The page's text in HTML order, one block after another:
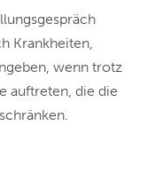
Krankheiten,
wenn trotz
auftreten, die die